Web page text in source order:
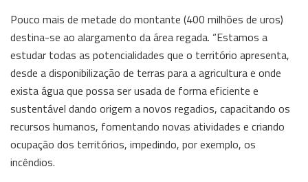
Pouco mais de metade do montante (400 milhões de uros)
destina-se ao alargamento da área regada. “Estamos a
estudar todas as potencialidades que o território apresenta,
desde a disponibilização de terras para a agricultura e onde
exista água que possa ser usada de forma eficiente e
sustentável dando origem a novos regadios, capacitando os
recursos humanos, fomentando novas atividades e criando
ocupação dos territórios, impedindo, por exemplo, os
incêndios.